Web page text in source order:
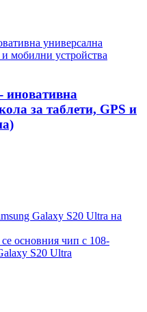
иновативна
за таблети, GPS и
Galaxy S20 Ultra на
основния чип с 108-
S20 Ultra